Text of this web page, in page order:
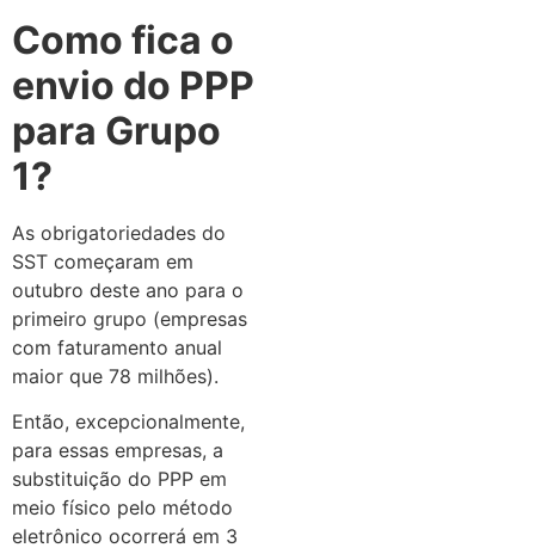
Como fica o
envio do PPP
para Grupo
1?
As obrigatoriedades do
SST começaram em
outubro deste ano para o
primeiro grupo (empresas
com faturamento anual
maior que 78 milhões).
Então, excepcionalmente,
para essas empresas, a
substituição do PPP em
meio físico pelo método
eletrônico ocorrerá em 3